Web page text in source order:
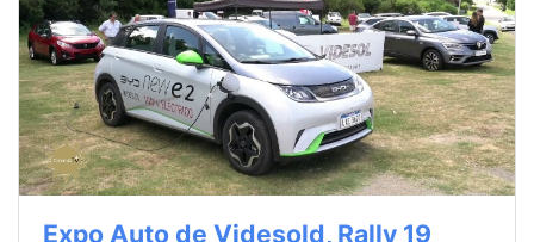
Expo Auto de Videsold, Rally 19